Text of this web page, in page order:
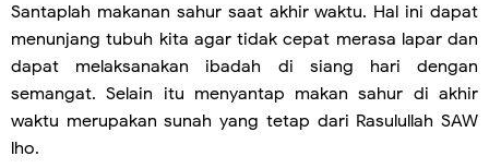
Santaplah makanan sahur saat akhir waktu. Hal ini dapat
menunjang tubuh kita agar tidak cepat merasa lapar dan
dapat melaksanakan ibadah di siang hari dengan
semangat. Selain itu menyantap makan sahur di akhir
waktu merupakan sunah yang tetap dari Rasulullah SAW
lho.